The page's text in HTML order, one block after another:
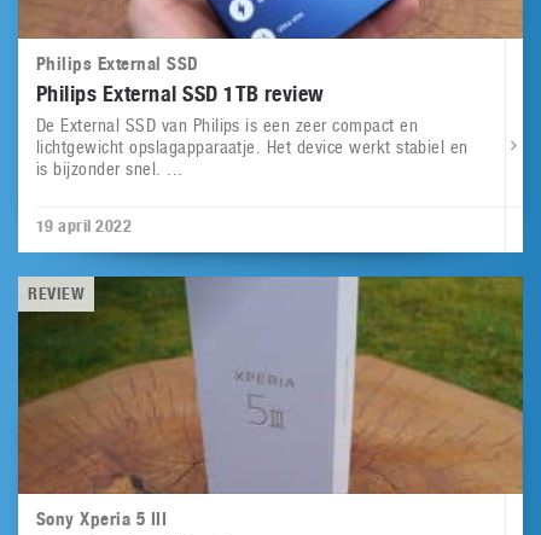
Philips External SSD
Philips External SSD 1TB review
De External SSD van Philips is een zeer compact en
lichtgewicht opslagapparaatje. Het device werkt stabiel en
is bijzonder snel. ...
19 april 2022
REVIEW
Sony Xperia 5 III